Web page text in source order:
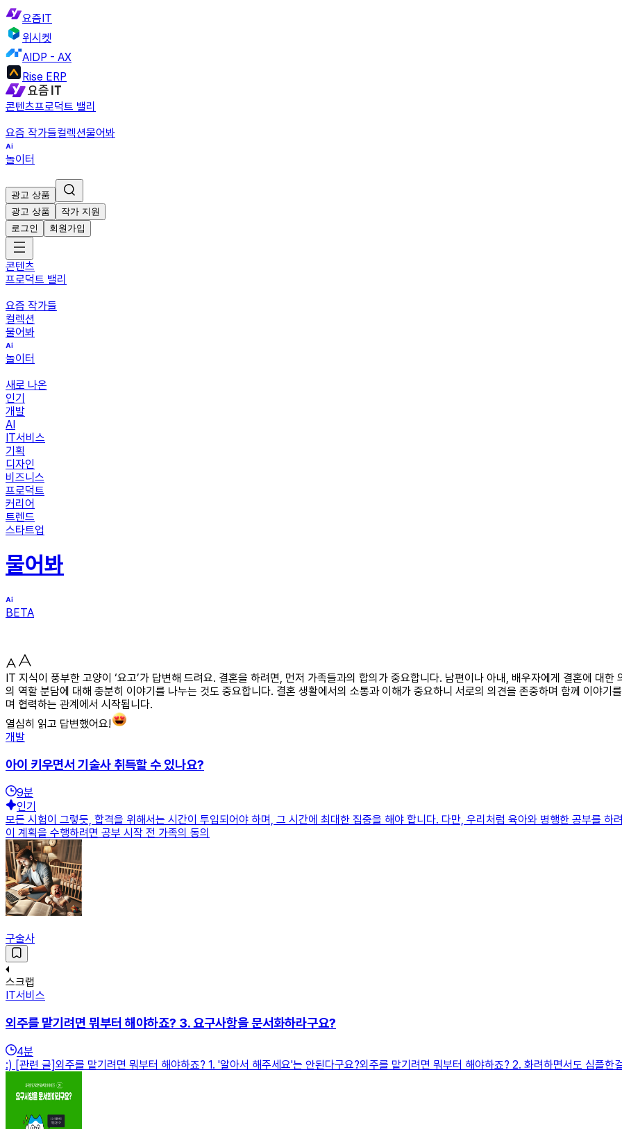
요즘IT
위시켓
AIDP - AX
Rise ERP
콘텐츠프로덕트 밸리
요즘 작가들컬렉션물어봐
놀이터
광고 상품
광고 상품
작가 지원
로그인
회원가입
콘텐츠
프로덕트 밸리
요즘 작가들
컬렉션
물어봐
놀이터
새로 나온
인기
개발
AI
IT서비스
기획
디자인
비즈니스
프로덕트
커리어
트렌드
스타트업
물어봐
BETA
IT 지식이 풍부한 고양이 ‘요고’가 답변해 드려요. 결혼을 하려면, 먼저 가족들과의 합의가 중요합니다. 남편이나 아내, 배우자에게 결혼에 대
의 역할 분담에 대해 충분히 이야기를 나누는 것도 중요합니다. 결혼 생활에서의 소통과 이해가 중요하니 서로의 의견을 존중하며 함께 이야기
며 협력하는 관계에서 시작됩니다.
열심히 읽고 답변했어요!
개발
아이 키우면서 기술사 취득할 수 있나요?
9분
인기
모든 시험이 그렇듯, 합격을 위해서는 시간이 투입되어야 하며, 그 시간에 최대한 집중을 해야 합니다. 다만, 우리처럼 육아와 병행한 공부를
이 계획을 수행하려면 공부 시작 전 가족의 동의
구술사
스크랩
IT서비스
외주를 맡기려면 뭐부터 해야하죠? 3. 요구사항을 문서화하라구요?
4분
:) [관련 글]외주를 맡기려면 뭐부터 해야하죠? 1. '알아서 해주세요'는 안된다구요?외주를 맡기려면 뭐부터 해야하죠? 2. 화려하면서도 심플한